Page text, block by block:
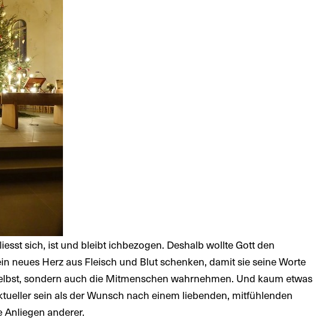
sich, ist und bleibt ichbezogen. Deshalb wollte Gott den
neues Herz aus Fleisch und Blut schenken, damit sie seine Worte
sondern auch die Mitmenschen wahrnehmen. Und kaum etwas
sein als der Wunsch nach einem liebenden, mitfühlenden
Anliegen anderer.